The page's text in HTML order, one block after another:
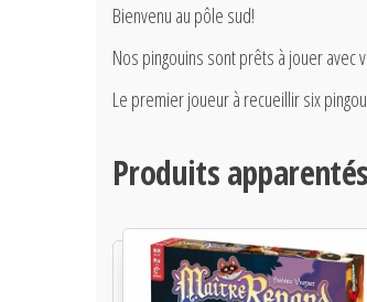
Bienvenu au pôle sud!
Nos pingouins sont prêts à jouer avec
Le premier joueur à recueillir six
Produits apparentés